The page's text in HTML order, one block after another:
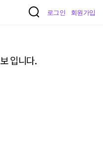
로그인 회원가입
입니다.